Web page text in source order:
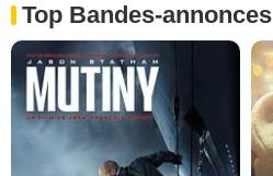
Top Bandes-annonces